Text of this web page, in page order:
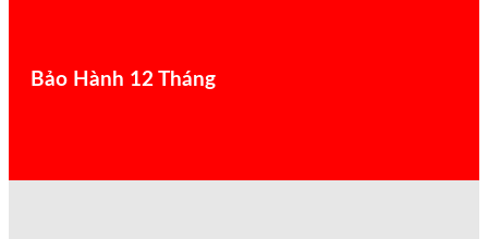
Bảo Hành 12 Tháng